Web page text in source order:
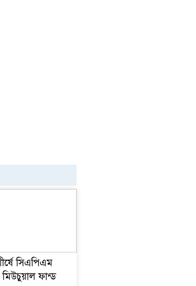
সিএপিএম
ফান্ড